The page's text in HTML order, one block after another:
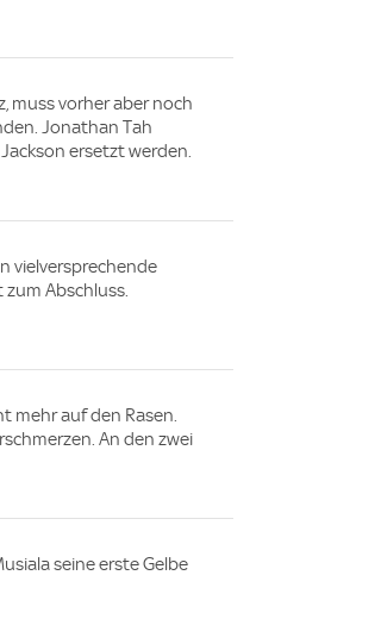
muss vorher aber noch
Jonathan Tah
ersetzt werden.
vielversprechende
Abschluss.
mehr auf den Rasen.
An den zwei
seine erste Gelbe